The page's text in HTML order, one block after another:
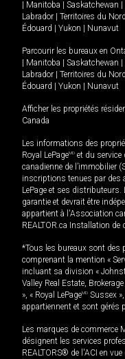
Manitoba Saskatchewan
Labrador
Territoires du
Édouard
Yukon Nunavut
Parcourir les bureaux en
Manitoba Saskatchewan
Labrador
Territoires du
Édouard
Yukon Nunavut
Afficher les propriétés
Canada
Les informations des
Royal LePageMD et du
canadienne de l’immobilier
inscriptions tenues par des
LePage et ses
garantie et devrait être
appartient à l'Association
REALTOR.ca Installation
*Tous les bureaux sont des
comprenant la mention «
incluant sa division «
Valley Real Estate, Brokerage
», « Royal LePageMD Sussex
appartiennent et sont gérés
Les marques de
désignent les services
REALTORS® de l'ACI en